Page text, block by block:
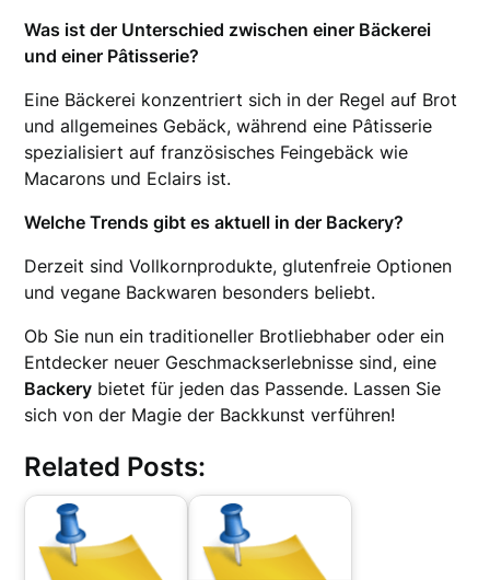
Was ist der Unterschied zwischen einer Bäckerei
und einer Pâtisserie?
Eine Bäckerei konzentriert sich in der Regel auf Brot
und allgemeines Gebäck, während eine Pâtisserie
spezialisiert auf französisches Feingebäck wie
Macarons und Eclairs ist.
Welche Trends gibt es aktuell in der Backery?
Derzeit sind Vollkornprodukte, glutenfreie Optionen
und vegane Backwaren besonders beliebt.
Ob Sie nun ein traditioneller Brotliebhaber oder ein
Entdecker neuer Geschmackserlebnisse sind, eine
Backery bietet für jeden das Passende. Lassen Sie
sich von der Magie der Backkunst verführen!
Related Posts: